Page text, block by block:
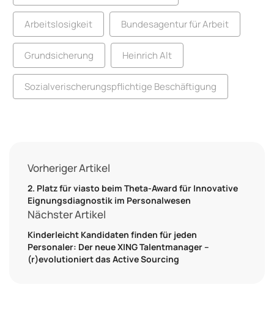
Arbeitslosigkeit Bundesagentur für Arbeit
Grundsicherung Heinrich Alt
Sozialverischerungspflichtige Beschäftigung
Vorheriger Artikel
2. Platz für viasto beim Theta-Award für Innovative
Eignungsdiagnostik im Personalwesen
Nächster Artikel
Kinderleicht Kandidaten finden für jeden
Personaler: Der neue XING Talentmanager –
(r)evolutioniert das Active Sourcing